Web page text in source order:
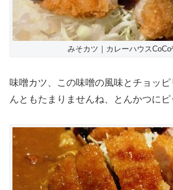
みそカツ｜カレーハウスCoCo
味噌カツ、この味噌の風味とチョッ
んともたまりませんね、とんかつにピ